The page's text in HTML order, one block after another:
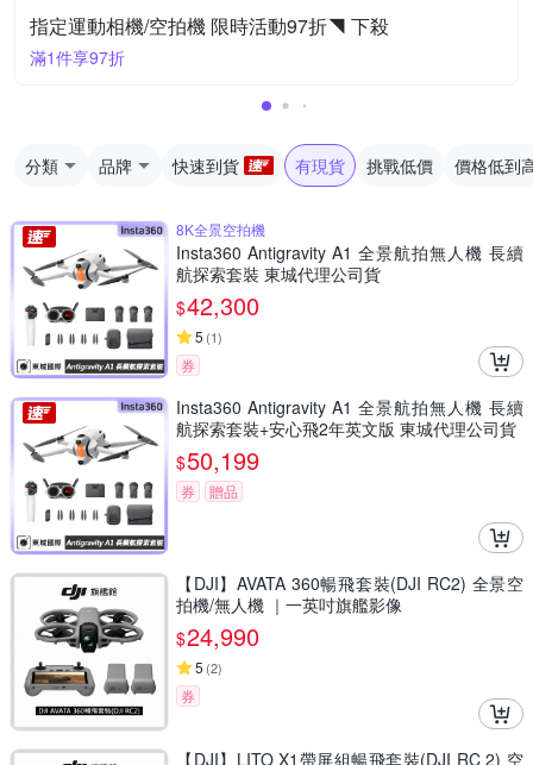
指定運動相機/空拍機 限時活動97折◥ 下殺
滿1件享97折
分類 品牌 快速到貨 有現貨 挑戰低價 價格低到
8K全景空拍機
Insta360 Antigravity A1 全景航拍無人機 長續
航探索套裝 東城代理公司貨
$42,300
5 (1)
券
Insta360 Antigravity A1 全景航拍無人機 長續
航探索套裝+安心飛2年英文版 東城代理公司貨
$50,199
券 贈品
【DJI】AVATA 360暢飛套裝(DJI RC2) 全景空
拍機/無人機 ｜一英吋旗艦影像
$24,990
5 (2)
券
【DJI】LITO X1帶屏組暢飛套裝(DJI RC 2) 空